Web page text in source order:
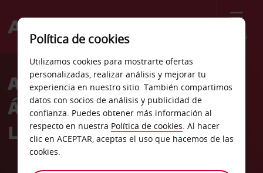
Menú
Welcome
AvisAlquiler de coches Los
Ángeles Brentwood West
La
Política de cookies
Utilizamos cookies para mostrarte ofertas
personalizadas, realizar análisis y mejorar tu
experiencia en nuestro sitio. También compartimos
datos con socios de análisis y publicidad de
confianza. Puedes obtener más información al
respecto en nuestra Política de cookies. Al hacer
clic en ACEPTAR, aceptas el uso que hacemos de las
cookies.